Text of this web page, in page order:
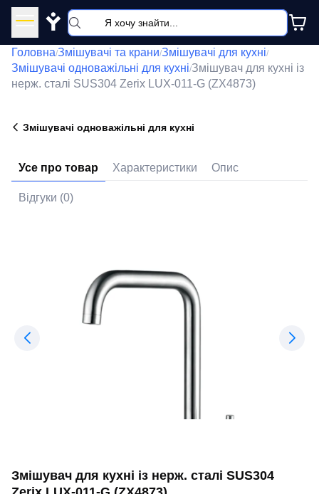
Y
Головна/Змішувачі та крани/Змішувачі для кухні/
Змішувачі одноважільні для кухні/Змішувач для кухні із
нерж. сталі SUS304 Zerix LUX-011-G (ZX4873)
Змішувачі одноважільні для кухні
Усе про товар Характеристики Опис
Відгуки (0)
Змішувач для кухні із нерж. сталі SUS304